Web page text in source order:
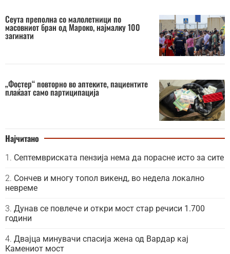
Сеута преполна со малолетници по
масовниот бран од Мароко, најмалку 100
загинати
„Фостер“ повторно во аптеките, пациентите
плаќаат само партиципација
Најчитано
Септемвриската пензија нема да порасне исто за сите
Сончев и многу топол викенд, во недела локално
невреме
Дунав се повлече и откри мост стар речиси 1.700
години
Двајца минувачи спасија жена од Вардар кај
Камениот мост